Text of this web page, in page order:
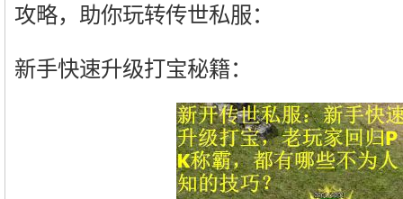
攻略，助你玩转传世私服：
新手快速升级打宝秘籍：